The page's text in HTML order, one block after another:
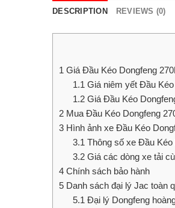
DESCRIPTION REVIEWS (0)
1 Giá Đầu Kéo Dongfeng
1.1 Giá niêm yết Đầu
1.2Giá Đầu Kéo
2 Mua Đầu Kéo Dongfeng
3 Hình ảnh xe Đầu Kéo
3.1 Thông số xe Đầu Kéo
3.2Giá các dòng xe tải
4 Chính sách bảo hành
5 Danh sách đại lý Jac toàn
5.1 Đại lý Dongfeng